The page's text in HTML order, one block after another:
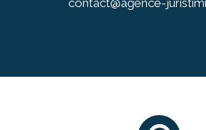
contact@agence-